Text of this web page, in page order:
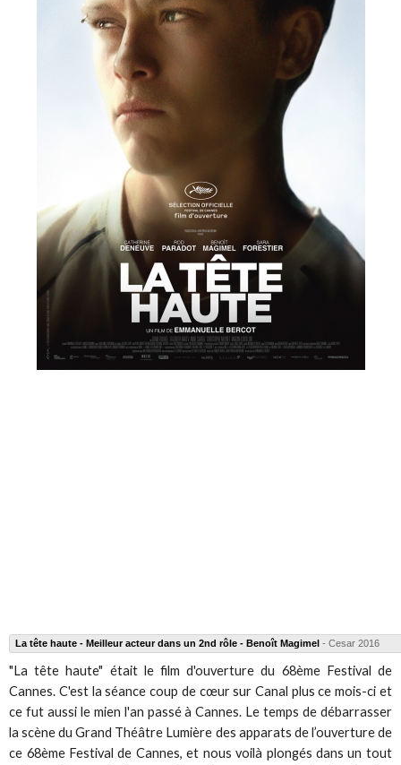
La tête haute - Meilleur acteur dans un 2nd rôle - Benoît Magimel - Cesar 2016
"La tête haute" était le film d'ouverture du 68ème Festival de
Cannes. C'est la séance coup de cœur sur Canal plus ce mois-ci et
ce fut aussi le mien l'an passé à Cannes. Le temps de débarrasser
la scène du Grand Théâtre Lumière des apparats de l’ouverture de
ce 68ème Festival de Cannes, et nous voilà plongés dans un tout